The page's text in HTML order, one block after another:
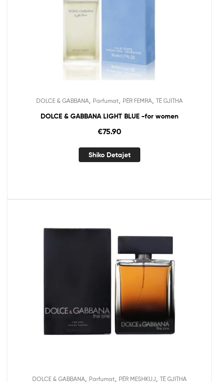
DOLCE & GABBANA Parfumat PËR FEMRA TË GJITHA
DOLCE & GABBANA LIGHT BLUE -for women
€75.90
Shiko Detajet
DOLCE & GABBANA Parfumat PËR MESHKUJ TË GJITHA